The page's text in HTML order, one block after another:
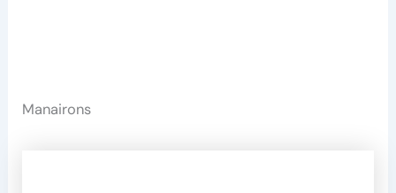
Manairons